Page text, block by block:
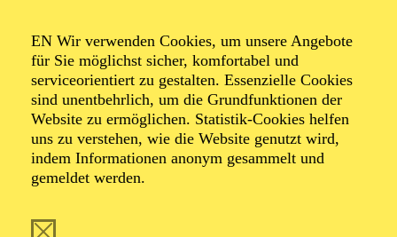
EN Wir verwenden Cookies, um unsere Angebote
für Sie möglichst sicher, komfortabel und
serviceorientiert zu gestalten. Essenzielle Cookies
sind unentbehrlich, um die Grundfunktionen der
Website zu ermöglichen. Statistik-Cookies helfen
uns zu verstehen, wie die Website genutzt wird,
indem Informationen anonym gesammelt und
gemeldet werden.
Ferienworkshop
"Just do it!"